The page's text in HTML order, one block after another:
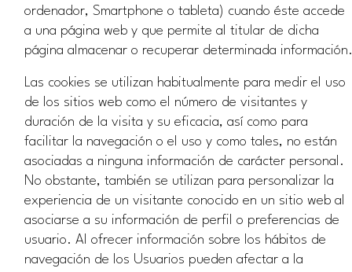
ordenador, Smartphone o tableta) cuando éste accede
a una página web y que permite al titular de dicha
página almacenar o recuperar determinada información.
Las cookies se utilizan habitualmente para medir el uso
de los sitios web como el número de visitantes y
duración de la visita y su eficacia, así como para
facilitar la navegación o el uso y como tales, no están
asociadas a ninguna información de carácter personal.
No obstante, también se utilizan para personalizar la
experiencia de un visitante conocido en un sitio web al
asociarse a su información de perfil o preferencias de
usuario. Al ofrecer información sobre los hábitos de
navegación de los Usuarios pueden afectar a la